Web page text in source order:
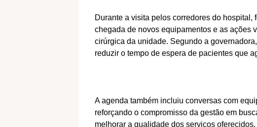
Durante a visita pelos corredores do hospital,
chegada de novos equipamentos e as ações
cirúrgica da unidade. Segundo a
reduzir o tempo de espera de pacientes que
A agenda também incluiu conversas com
reforçando o compromisso da gestão em
melhorar a qualidade dos serviços oferecidos.